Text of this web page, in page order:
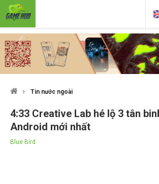
Tin nước ngoài
4:33 Creative Lab hé lộ 3 tân
Android mới nhất
Blue Bird